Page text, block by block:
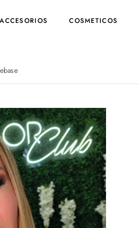
ACCESORIOS COSMETICOS